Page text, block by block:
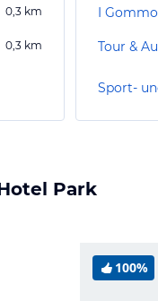
0,3 km
0,3 km
I
Tour &
Sport-
Park
100%